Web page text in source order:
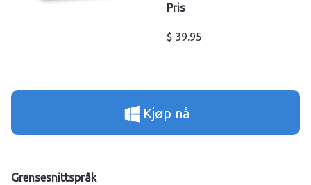
Pris
$ 39.95
Kjøp nå
Grensesnittspråk